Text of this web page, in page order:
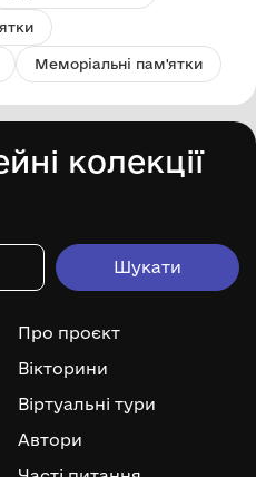
Меморіальні пам'ятки
колекції
Про проєкт
Вікторини
Віртуальні тури
Автори